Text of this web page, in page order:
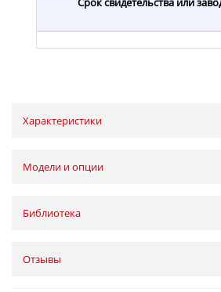
Характеристики
Модели и опции
Библиотека
Отзывы